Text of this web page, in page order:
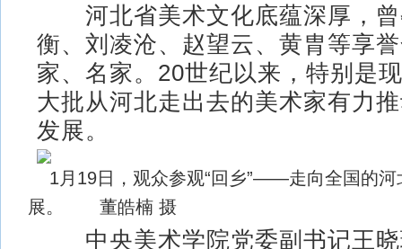
河北省美术文化底蕴深厚，曾
衡、刘凌沧、赵望云、黄胄等享
家、名家。20世纪以来，特别是
大批从河北走出去的美术家有力
发展。
1月19日，观众参观“回乡”——走向全国的河
展。 董皓楠 摄
中央美术学院党委副书记王晓